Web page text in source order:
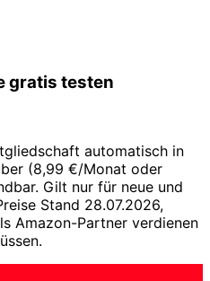
gratis testen
automatisch in
(8,99 €/Monat oder
Gilt nur für neue und
Stand 28.07.2026,
Amazon-Partner verdienen